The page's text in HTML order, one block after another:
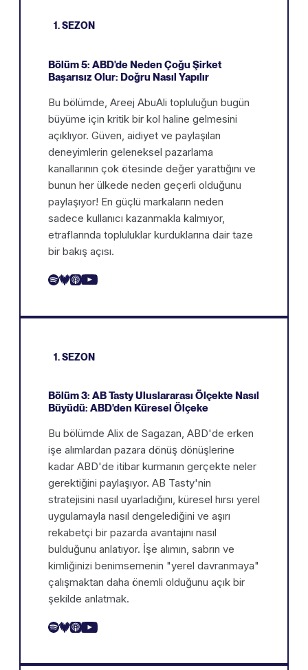
1. SEZON
Bölüm 5: ABD'de Neden Çoğu Şirket
Başarısız Olur: Doğru Nasıl Yapılır
Bu bölümde, Areej AbuAli topluluğun bugün
büyüme için kritik bir kol haline gelmesini
açıklıyor. Güven, aidiyet ve paylaşılan
deneyimlerin geleneksel pazarlama
kanallarının çok ötesinde değer yarattığını ve
bunun her ülkede neden geçerli olduğunu
paylaşıyor! En güçlü markaların neden
sadece kullanıcı kazanmakla kalmıyor,
etraflarında topluluklar kurduklarına dair taze
bir bakış açısı.
1. SEZON
Bölüm 3: AB Tasty Uluslararası Ölçekte Nasıl
Büyüdü: ABD'den Küresel Ölçeke
Bu bölümde Alix de Sagazan, ABD'de erken
işe alımlardan pazara dönüş dönüşlerine
kadar ABD'de itibar kurmanın gerçekte neler
gerektiğini paylaşıyor. AB Tasty'nin
stratejisini nasıl uyarladığını, küresel hırsı yerel
uygulamayla nasıl dengelediğini ve aşırı
rekabetçi bir pazarda avantajını nasıl
bulduğunu anlatıyor. İşe alımın, sabrın ve
kimliğinizi benimsemenin "yerel davranmaya"
çalışmaktan daha önemli olduğunu açık bir
şekilde anlatmak.